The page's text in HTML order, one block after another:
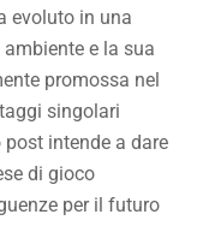
evoluto in una
e la sua
promossa nel
singolari
intende a dare
di gioco
per il futuro